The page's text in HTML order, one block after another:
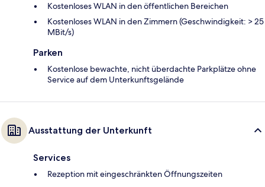
Kostenloses WLAN in den öffentlichen Bereichen
Kostenloses WLAN in den Zimmern (Geschwindigkeit: > 25
MBit/s)
Parken
Kostenlose bewachte, nicht überdachte Parkplätze ohne
Service auf dem Unterkunftsgelände
Ausstattung der Unterkunft
Services
Rezeption mit eingeschränkten Öffnungszeiten